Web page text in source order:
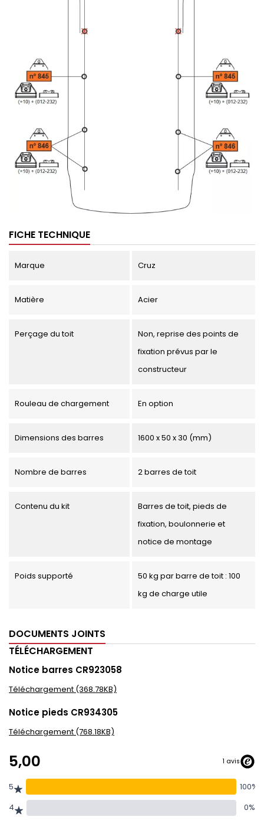
FICHE TECHNIQUE
Marque Cruz
Matière Acier
Perçage du toit
Non, reprise des points de
fixation prévus par le
constructeur
Rouleau de chargement En option
Dimensions des barres 1600 x 50 x 30 (mm)
Nombre de barres 2 barres de toit
Contenu du kit
Barres de toit, pieds de
fixation, boulonnerie et
notice de montage
Poids supporté
50 kg par barre de toit : 100
kg de charge utile
DOCUMENTS JOINTS
TÉLÉCHARGEMENT
Notice barres CR923058
Téléchargement (368.78KB)
Notice pieds CR934305
Téléchargement (768.18KB)